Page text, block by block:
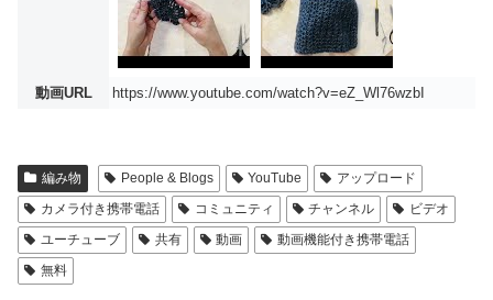
動画URL https://www.youtube.com/watch?v=eZ_Wl76wzbI
編み物 People & Blogs YouTube
アップロード
カメラ付き携帯電話
コミュニティ チャンネル
ビデオ
ユーチューブ
共有 動画
動画機能付き携帯電話
無料